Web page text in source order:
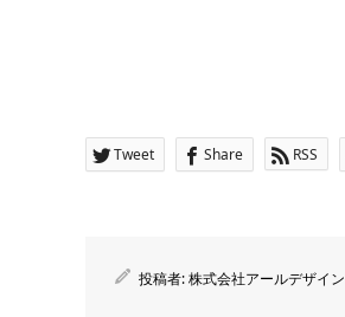
Tweet Share RSS
投稿者:株式会社アールデザイン